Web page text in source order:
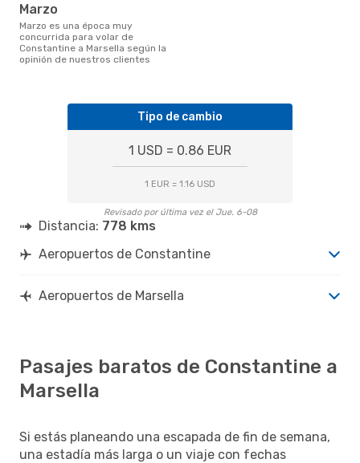
marzo
marzo es una época muy
concurrida para volar de
Constantine a Marsella según la
opinión de nuestros clientes
Tipo de cambio
1 USD = 0.86 EUR
1 EUR = 1.16 USD
Revisado por última vez el Jue. 6-08
Distancia: 778 kms
Aeropuertos de Constantine
Aeropuertos de Marsella
Pasajes baratos de Constantine a
Marsella
Si estás planeando una escapada de fin de semana,
una estadía más larga o un viaje con fechas